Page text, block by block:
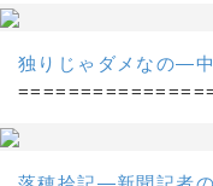
独りじゃダメなの―